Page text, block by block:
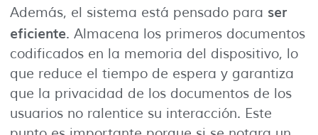
Además, el sistema está pensado para ser
eficiente. Almacena los primeros documentos
codificados en la memoria del dispositivo, lo
que reduce el tiempo de espera y garantiza
que la privacidad de los documentos de los
usuarios no ralentice su interacción. Este